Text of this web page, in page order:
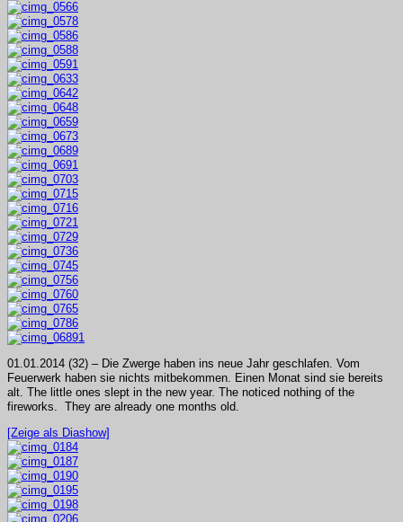
01.01.2014 (32) – Die Zwerge haben ins neue Jahr geschlafen. Vom
Feuerwerk haben sie nichts mitbekommen. Einen Monat sind sie bereits
alt. The little ones slept in the new year. The noticed nothing of the
fireworks. They are already one months old.
[Zeige als Diashow]